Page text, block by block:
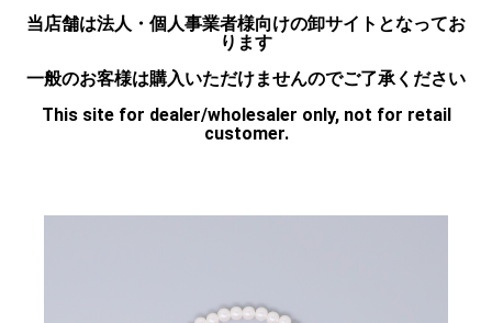
当店舗は法人・個人事業者様向けの卸サイトとなってお
ります
一般のお客様は購入いただけませんのでご了承ください
This site for dealer/wholesaler only, not for retail
customer.